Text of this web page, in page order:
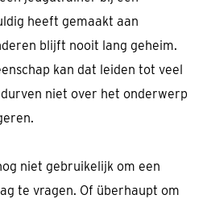
heeft gemaakt aan
blijft nooit lang geheim.
kan dat leiden tot veel
niet over het onderwerp
niet gebruikelijk om een
te vragen. Of überhaupt om